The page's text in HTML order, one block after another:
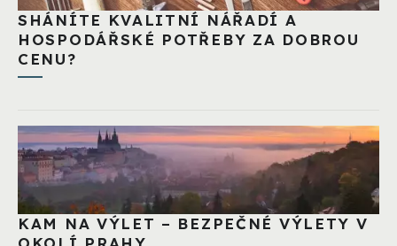
SHÁNÍTE KVALITNÍ NÁŘADÍ A
HOSPODÁŘSKÉ POTŘEBY ZA DOBROU
CENU?
KAM NA VÝLET – BEZPEČNÉ VÝLETY V